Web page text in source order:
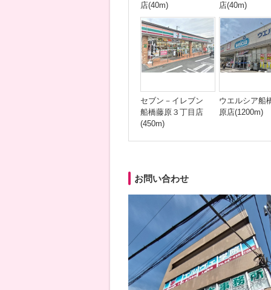
店(40m)
店(40m)
セブン－イレブン
船橋藤原３丁目店
(450m)
ウエルシア船
原店(1200m)
お問い合わせ